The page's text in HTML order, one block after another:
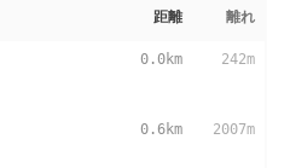
距離 離れ
0.0km 242m
0.6km 2007m